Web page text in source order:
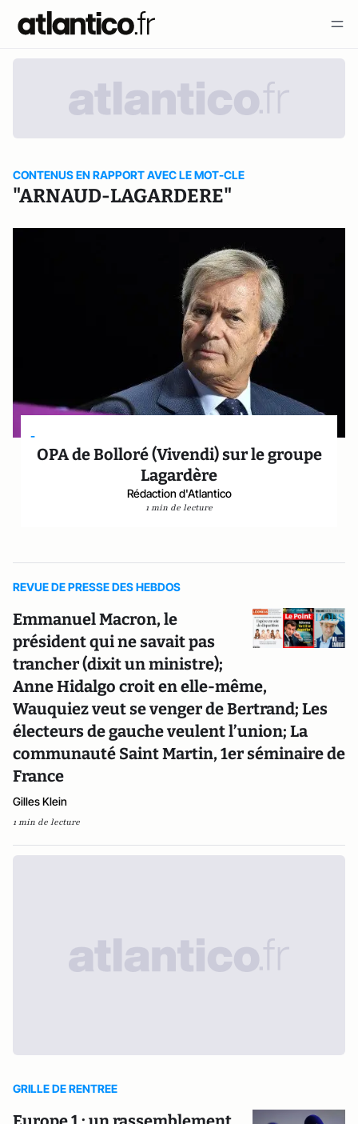
CONTENUS EN RAPPORT AVEC LE MOT-CLE
"ARNAUD-LAGARDERE"
-
OPA de Bolloré (Vivendi) sur le groupe
Lagardère
Rédaction d'Atlantico
1 min de lecture
REVUE DE PRESSE DES HEBDOS
Emmanuel Macron, le
président qui ne savait pas
trancher (dixit un ministre);
Anne Hidalgo croit en elle-même,
Wauquiez veut se venger de Bertrand; Les
électeurs de gauche veulent l’union; La
communauté Saint Martin, 1er séminaire de
France
Gilles Klein
1 min de lecture
GRILLE DE RENTREE